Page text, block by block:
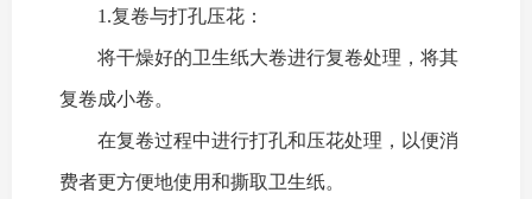
1.复卷与打孔压花：
将干燥好的卫生纸大卷进行复卷处理，将其
复卷成小卷。
在复卷过程中进行打孔和压花处理，以便消
费者更方便地使用和撕取卫生纸。